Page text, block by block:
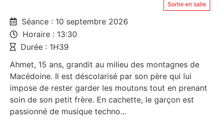
Sortie en salle
Séance : 10 septembre 2026
Horaire : 13:30
Durée : 1H39
Ahmet, 15 ans, grandit au milieu des montagnes de
Macédoine. Il est déscolarisé par son père qui lui
impose de rester garder les moutons tout en prenant
soin de son petit frère. En cachette, le garçon est
passionné de musique techno...